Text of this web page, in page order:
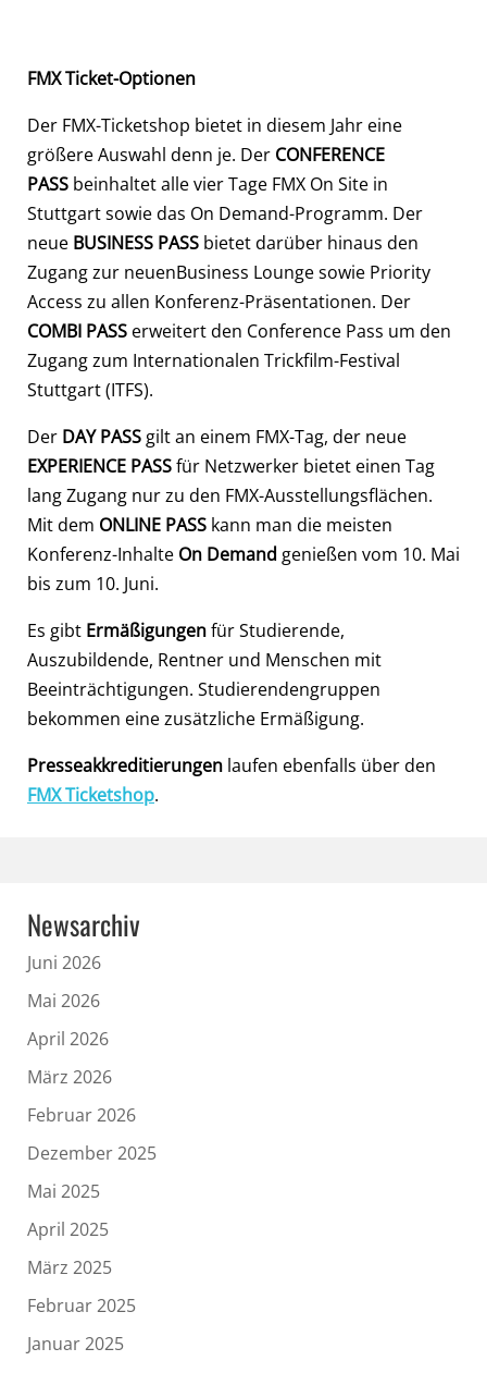
FMX Ticket-Optionen
Der FMX-Ticketshop bietet in diesem Jahr eine
größere Auswahl denn je. Der CONFERENCE
PASS beinhaltet alle vier Tage FMX On Site in
Stuttgart sowie das On Demand-Programm. Der
neue BUSINESS PASS bietet darüber hinaus den
Zugang zur neuenBusiness Lounge sowie Priority
Access zu allen Konferenz-Präsentationen. Der
COMBI PASS erweitert den Conference Pass um den
Zugang zum Internationalen Trickfilm-Festival
Stuttgart (ITFS).
Der DAY PASS gilt an einem FMX-Tag, der neue
EXPERIENCE PASSfür Netzwerker bietet einen Tag
lang Zugang nur zu den FMX-Ausstellungsflächen.
Mit dem ONLINE PASS kann man die meisten
Konferenz-Inhalte On Demand genießen vom 10. Mai
bis zum 10. Juni.
Es gibt Ermäßigungenfür Studierende,
Auszubildende, Rentner und Menschen mit
Beeinträchtigungen. Studierendengruppen
bekommen eine zusätzliche Ermäßigung.
Presseakkreditierungen laufen ebenfalls über den
FMX Ticketshop.
Newsarchiv
Juni 2026
Mai 2026
April 2026
März 2026
Februar 2026
Dezember 2025
Mai 2025
April 2025
März 2025
Februar 2025
Januar 2025